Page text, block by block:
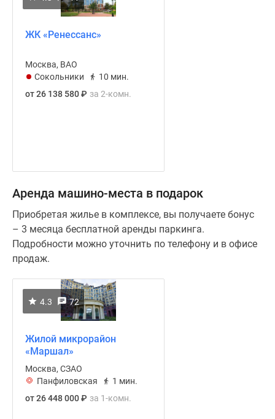
ЖК «Ренессанс»
Москва, ВАО
Сокольники
10 мин.
от 26 138 580₽ за 2-комн.
Аренда машино-места в подарок
Приобретая жилье в комплексе, вы получаете бонус
– 3 месяца бесплатной аренды паркинга.
Подробности можно уточнить по телефону и в офисе
продаж.
4.3 72
Жилой микрорайон
«Маршал»
Москва, СЗАО
Панфиловская
1 мин.
от 26 448 000₽ за 1-комн.